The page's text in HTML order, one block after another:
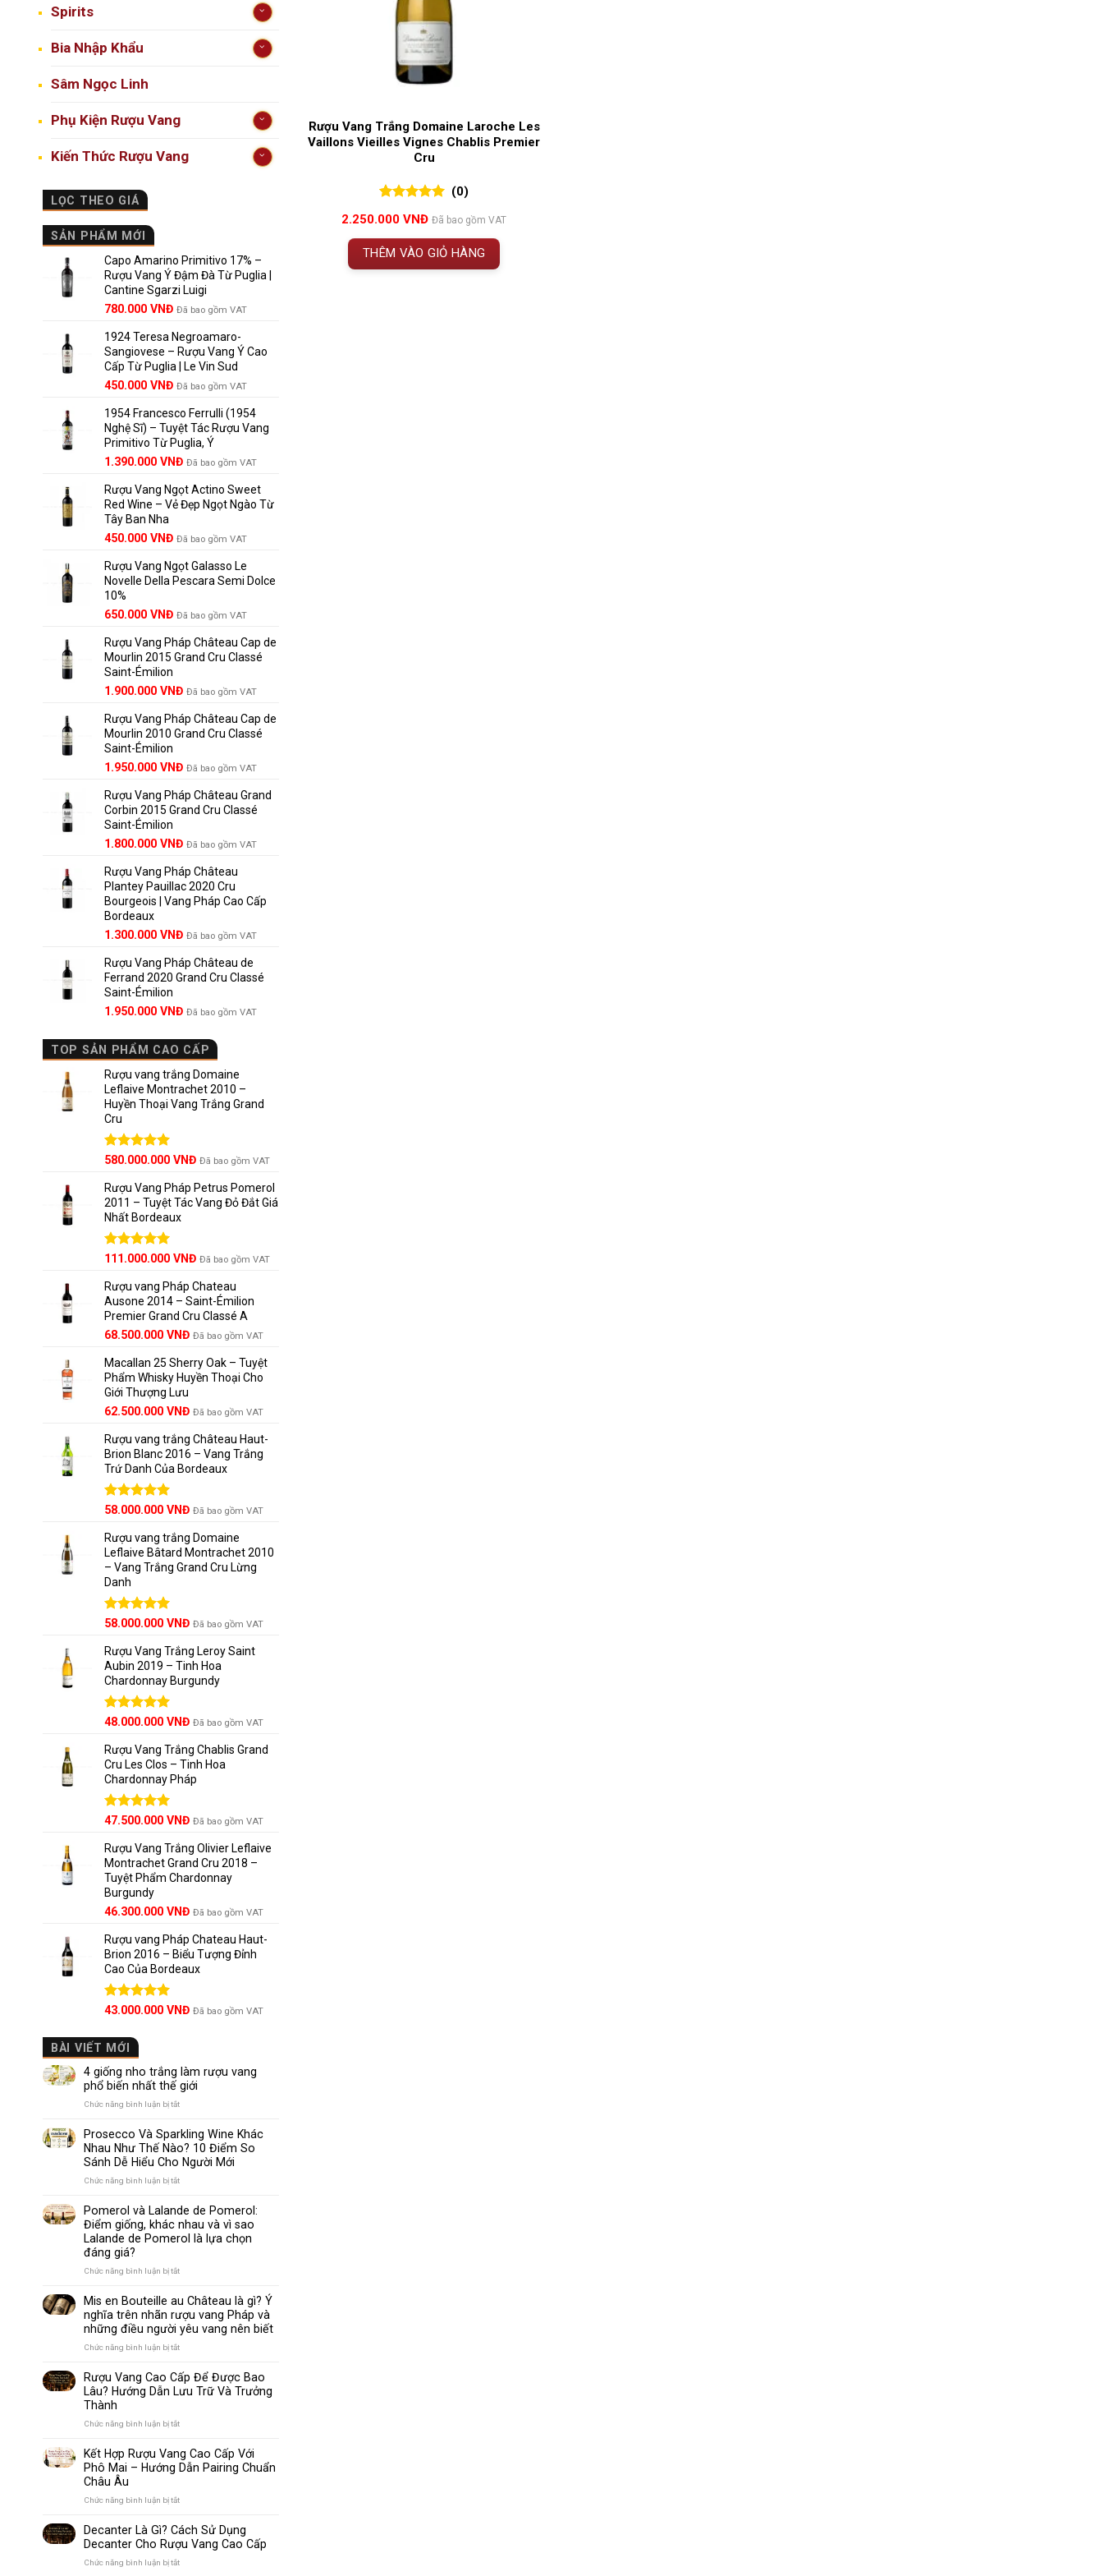
Spirits
Bia Nhập Khẩu
Sâm Ngọc Linh
Phụ Kiện Rượu Vang
Kiến Thức Rượu Vang
LỌC THEO GIÁ
SẢN PHẨM MỚI
Capo Amarino Primitivo 17% –
Rượu Vang Ý Đậm Đà Từ Puglia |
Cantine Sgarzi Luigi
Giá
là:
858.000 VNĐ.
780.000 VNĐGiá
tại
là:
780.000 VNĐ.
Đã bao gồm VAT
1924 Teresa Negroamaro-
Sangiovese – Rượu Vang Ý Cao
Cấp Từ Puglia | Le Vin Sud
Giá
là:
495.000 VNĐ.
450.000 VNĐGiá
tại
là:
450.000 VNĐ.
Đã bao gồm VAT
1954 Francesco Ferrulli (1954
Nghệ Sĩ) – Tuyệt Tác Rượu Vang
Primitivo Từ Puglia, Ý
Giá
là:
1.529.000 VNĐ.
1.390.000 VNĐGiá
tại
là:
Đã bao gồm VAT
Rượu Vang Ngọt Actino Sweet
Red Wine – Vẻ Đẹp Ngọt Ngào Từ
Tây Ban Nha
450.000 VNĐ Đã bao gồm VAT
Rượu Vang Ngọt Galasso Le
Novelle Della Pescara Semi Dolce
10%
650.000 VNĐ Đã bao gồm VAT
Rượu Vang Pháp Château Cap de
Mourlin 2015 Grand Cru Classé
Saint-Émilion
Giá
là:
2.800.000 VNĐ.
1.900.000 VNĐGiá
tại
là:
Đã bao gồm VAT
Rượu Vang Pháp Château Cap de
Mourlin 2010 Grand Cru Classé
Saint-Émilion
Giá
là:
2.950.000 VNĐ.
1.950.000 VNĐGiá
tại
là:
Đã bao gồm VAT
Rượu Vang Pháp Château Grand
Corbin 2015 Grand Cru Classé
Saint-Émilion
Giá
là:
2.500.000 VNĐ.
1.800.000 VNĐGiá
tại
là:
1.800.000 VNĐ.
Đã bao gồm VAT
Rượu Vang Pháp Château
Plantey Pauillac 2020 Cru
Bourgeois | Vang Pháp Cao Cấp
Bordeaux
Giá
là:
1.850.000 VNĐ.
1.300.000 VNĐGiá
tại
là:
Đã bao gồm VAT
Rượu Vang Pháp Château de
Ferrand 2020 Grand Cru Classé
Saint-Émilion
Giá
là:
2.800.000 VNĐ.
1.950.000 VNĐGiá
tại
là:
1.950.000 VNĐ.
Đã bao gồm VAT
TOP SẢN PHẨM CAO CẤP
Rượu vang trắng Domaine
Leflaive Montrachet 2010 –
Huyền Thoại Vang Trắng Grand
Cru
Được xếp
5 sao
580.000.000 VNĐ Đã bao gồm VAT
Rượu Vang Pháp Petrus Pomerol
2011 – Tuyệt Tác Vang Đỏ Đắt Giá
Nhất Bordeaux
Được xếp
5 sao
Giá
là:
125.000.000 VNĐ.
111.000.000 VNĐGiá
tại
là:
111.000.000 VNĐ.
Đã bao gồm VAT
Rượu vang Pháp Chateau
Ausone 2014 – Saint-Émilion
Premier Grand Cru Classé A
68.500.000 VNĐ Đã bao gồm VAT
Macallan 25 Sherry Oak – Tuyệt
Phẩm Whisky Huyền Thoại Cho
Giới Thượng Lưu
Giá
là:
65.000.000 VNĐ.
62.500.000 VNĐGiá
tại
là:
62.500.000 VNĐ.
Đã bao gồm VAT
Rượu vang trắng Château Haut-
Brion Blanc 2016 – Vang Trắng
Trứ Danh Của Bordeaux
Được xếp
5 sao
58.000.000 VNĐ Đã bao gồm VAT
Rượu vang trắng Domaine
Leflaive Bâtard Montrachet 2010
– Vang Trắng Grand Cru Lừng
Danh
Được xếp
5 sao
58.000.000 VNĐ Đã bao gồm VAT
Rượu Vang Trắng Leroy Saint
Aubin 2019 – Tinh Hoa
Chardonnay Burgundy
Được xếp
5 sao
48.000.000 VNĐ Đã bao gồm VAT
Rượu Vang Trắng Chablis Grand
Cru Les Clos – Tinh Hoa
Chardonnay Pháp
Được xếp
5 sao
47.500.000 VNĐ Đã bao gồm VAT
Rượu Vang Trắng Olivier Leflaive
Montrachet Grand Cru 2018 –
Tuyệt Phẩm Chardonnay
Burgundy
46.300.000 VNĐ Đã bao gồm VAT
Rượu vang Pháp Chateau Haut-
Brion 2016 – Biểu Tượng Đỉnh
Cao Của Bordeaux
Được xếp
5 sao
43.000.000 VNĐ Đã bao gồm VAT
BÀI VIẾT MỚI
4 giống nho trắng làm rượu vang
phổ biến nhất thế giới
Chức năng bình luận bị tắtở
giống
nho
trắng
làm
biến
nhất
thế
Prosecco Và Sparkling Wine Khác
Nhau Như Thế Nào? 10 Điểm So
Sánh Dễ Hiểu Cho Người Mới
Chức năng bình luận bị tắtở
Và
Sparkling
Wine
Khác
10
Điểm
So
Dễ
Cho
Người
Pomerol và Lalande de Pomerol:
Điểm giống, khác nhau và vì sao
Lalande de Pomerol là lựa chọn
đáng giá?
Chức năng bình luận bị tắtở
Lalande
de
Pomerol:
nhau
và
Pomerol
là
đáng
Mis en Bouteille au Château là gì? Ý
nghĩa trên nhãn rượu vang Pháp và
những điều người yêu vang nên biết
Chức năng bình luận bị tắtở
en
Bouteille
au
nghĩa
trên
và
những
người
Rượu Vang Cao Cấp Để Được Bao
Lâu? Hướng Dẫn Lưu Trữ Và Trưởng
Thành
Chức năng bình luận bị tắtở
Vang
Cao
Cấp
Hướng
Dẫn
Kết Hợp Rượu Vang Cao Cấp Với
Phô Mai – Hướng Dẫn Pairing Chuẩn
Châu Âu
Chức năng bình luận bị tắtở
Hợp
Rượu
Vang
Cao
Decanter Là Gì? Cách Sử Dụng
Decanter Cho Rượu Vang Cao Cấp
Chức năng bình luận bị tắtở
Rượu Vang Trắng Domaine Laroche Les
Vaillons Vieilles Vignes Chablis Premier
Cru
đánh giá
(0)
2.250.000VNĐ Đã bao gồm VAT
THÊM VÀO GIỎ HÀNG